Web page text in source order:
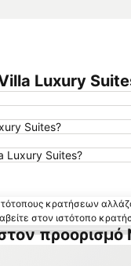
Luxury
Suites?
Luxury Suites?
κρατήσεων
στον ιστότοπο
προορισμό
στα αγαπημένα